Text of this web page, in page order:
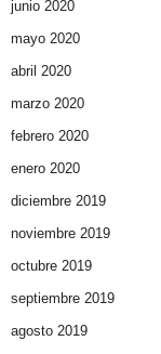
junio 2020
mayo 2020
abril 2020
marzo 2020
febrero 2020
enero 2020
diciembre 2019
noviembre 2019
octubre 2019
septiembre 2019
agosto 2019